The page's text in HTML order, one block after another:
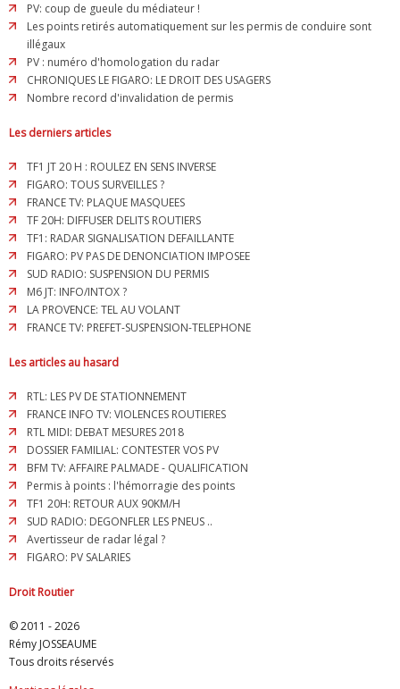
PV: coup de gueule du médiateur !
Les points retirés automatiquement sur les permis de conduire sont
illégaux
PV : numéro d'homologation du radar
CHRONIQUES LE FIGARO: LE DROIT DES USAGERS
Nombre record d'invalidation de permis
Les derniers articles
TF1 JT 20 H : ROULEZ EN SENS INVERSE
FIGARO: TOUS SURVEILLES ?
FRANCE TV: PLAQUE MASQUEES
TF 20H: DIFFUSER DELITS ROUTIERS
TF1: RADAR SIGNALISATION DEFAILLANTE
FIGARO: PV PAS DE DENONCIATION IMPOSEE
SUD RADIO: SUSPENSION DU PERMIS
M6 JT: INFO/INTOX ?
LA PROVENCE: TEL AU VOLANT
FRANCE TV: PREFET-SUSPENSION-TELEPHONE
Les articles au hasard
RTL: LES PV DE STATIONNEMENT
FRANCE INFO TV: VIOLENCES ROUTIERES
RTL MIDI: DEBAT MESURES 2018
DOSSIER FAMILIAL: CONTESTER VOS PV
BFM TV: AFFAIRE PALMADE - QUALIFICATION
Permis à points : l'hémorragie des points
TF1 20H: RETOUR AUX 90KM/H
SUD RADIO: DEGONFLER LES PNEUS ..
Avertisseur de radar légal ?
FIGARO: PV SALARIES
Droit Routier
© 2011 - 2026
Rémy JOSSEAUME
Tous droits réservés